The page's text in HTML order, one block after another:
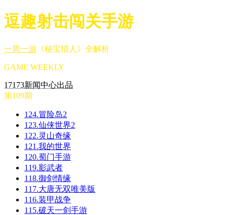
逗趣射击闯关手游
一周一游 《秘宝猎人》全解析
GAME WEEKLY
17173新闻中心出品
第109期
124.冒险岛2
123.仙侠世界2
122.灵山奇缘
121.我的世界
120.蜀门手游
119.影武者
118.御剑情缘
117.大唐无双唯美版
116.装甲战争
115.破天一剑手游